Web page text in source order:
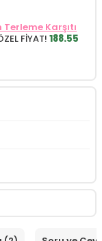
Karşıtı
FİYAT! 188.55